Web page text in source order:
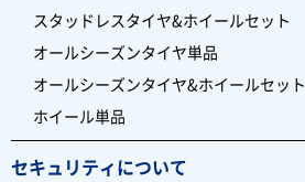
スタッドレスタイヤ&ホイールセット
オールシーズンタイヤ単品
オールシーズンタイヤ&ホイールセット
ホイール単品
セキュリティについて